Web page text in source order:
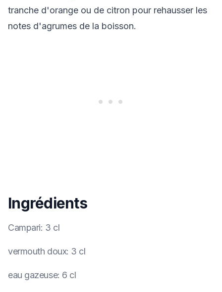
tranche d'orange ou de citron pour rehausser les
notes d'agrumes de la boisson.
Ingrédients
Campari: 3 cl
vermouth doux: 3 cl
eau gazeuse: 6 cl